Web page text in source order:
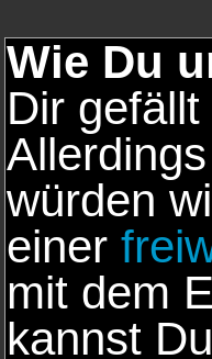
Wie Du
Dir
würden
einer
mit dem
kannst